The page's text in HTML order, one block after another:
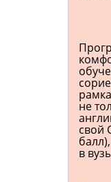
не
свой
в